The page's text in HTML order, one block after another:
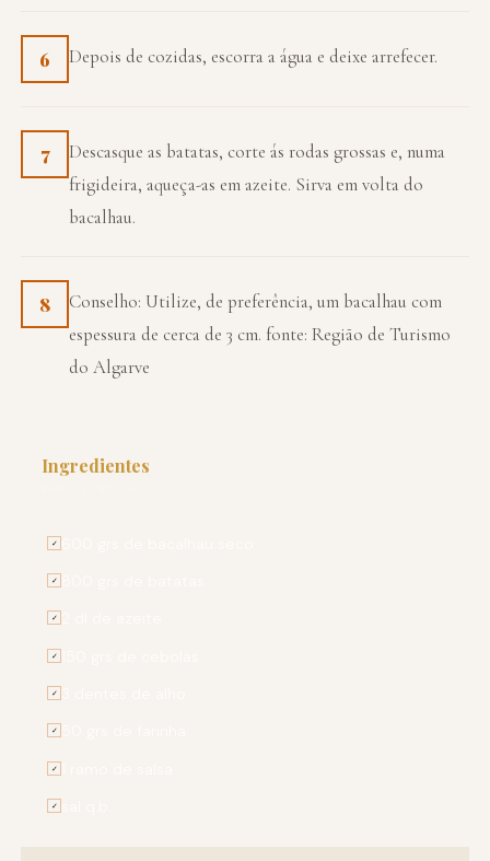
6 Depois de cozidas, escorra a água e deixe arrefecer.
7
Descasque as batatas, corte ás rodas grossas e, numa
frigideira, aqueça-as em azeite. Sirva em volta do
bacalhau.
8
Conselho: Utilize, de preferência, um bacalhau com
espessura de cerca de 3 cm. fonte: Região de Turismo
do Algarve
Ingredientes
✓
✓
✓
✓
✓
✓
✓
✓